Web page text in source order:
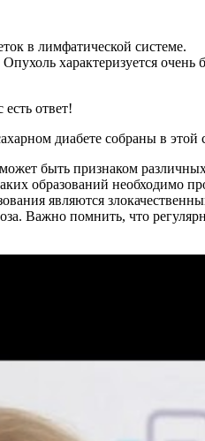
в лимфатической системе.
характеризуется
ответ!
диабете собраны в этой
быть признаком
образований необходимо
являются
Важно помнить, что